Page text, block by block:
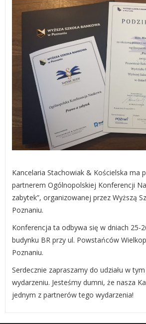
Kancelaria Stachowiak & Kościelska ma
partnerem Ogólnopolskiej Konferencji
zabytek”, organizowanej przez Wyższą
Poznaniu.
Konferencja ta odbywa się w dniach 25-
budynku BR przy ul. Powstańców
Poznaniu.
Serdecznie zapraszamy do udziału w
wydarzeniu. Jesteśmy dumni, że nasza
jednym z partnerów tego wydarzenia!